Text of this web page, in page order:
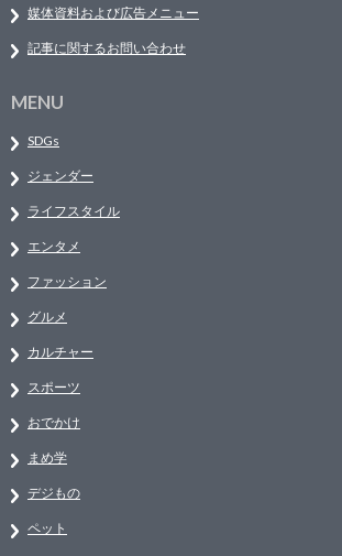
媒体資料および広告メニュー
記事に関するお問い合わせ
MENU
SDGs
ジェンダー
ライフスタイル
エンタメ
ファッション
グルメ
カルチャー
スポーツ
おでかけ
まめ学
デジもの
ペット